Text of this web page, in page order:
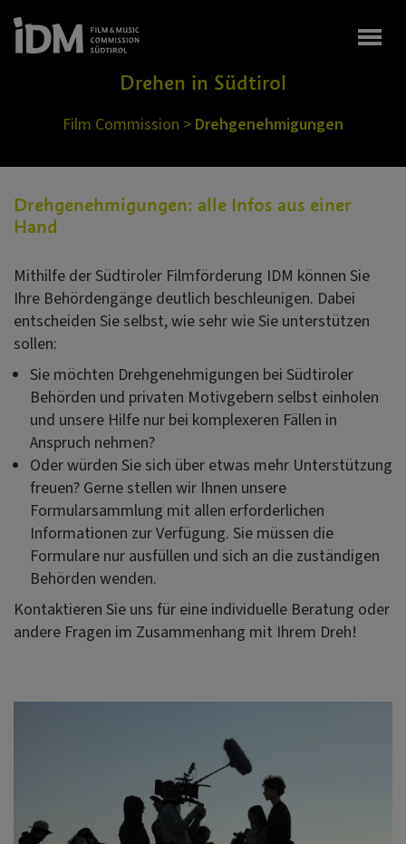
Drehen in Südtirol
Film Commission > Drehgenehmigungen
Drehgenehmigungen: alle Infos aus einer
Hand
Mithilfe der Südtiroler Filmförderung IDM können Sie
Ihre Behördengänge deutlich beschleunigen. Dabei
entscheiden Sie selbst, wie sehr wie Sie unterstützen
sollen:
Sie möchten Drehgenehmigungen bei Südtiroler
Behörden und privaten Motivgebern selbst einholen
und unsere Hilfe nur bei komplexeren Fällen in
Anspruch nehmen?
Oder würden Sie sich über etwas mehr Unterstützung
freuen? Gerne stellen wir Ihnen unsere
Formularsammlung mit allen erforderlichen
Informationen zur Verfügung. Sie müssen die
Formulare nur ausfüllen und sich an die zuständigen
Behörden wenden.
Kontaktieren Sie uns für eine individuelle Beratung oder
andere Fragen im Zusammenhang mit Ihrem Dreh!